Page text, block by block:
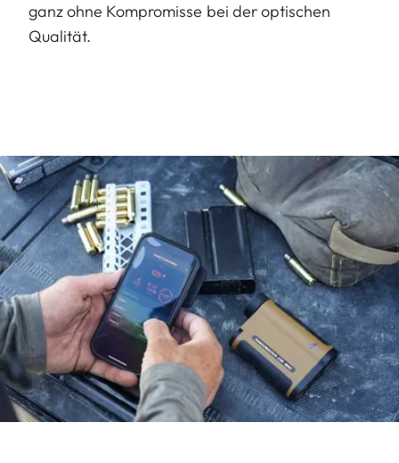
ganz ohne Kompromisse bei der optischen
Qualität.